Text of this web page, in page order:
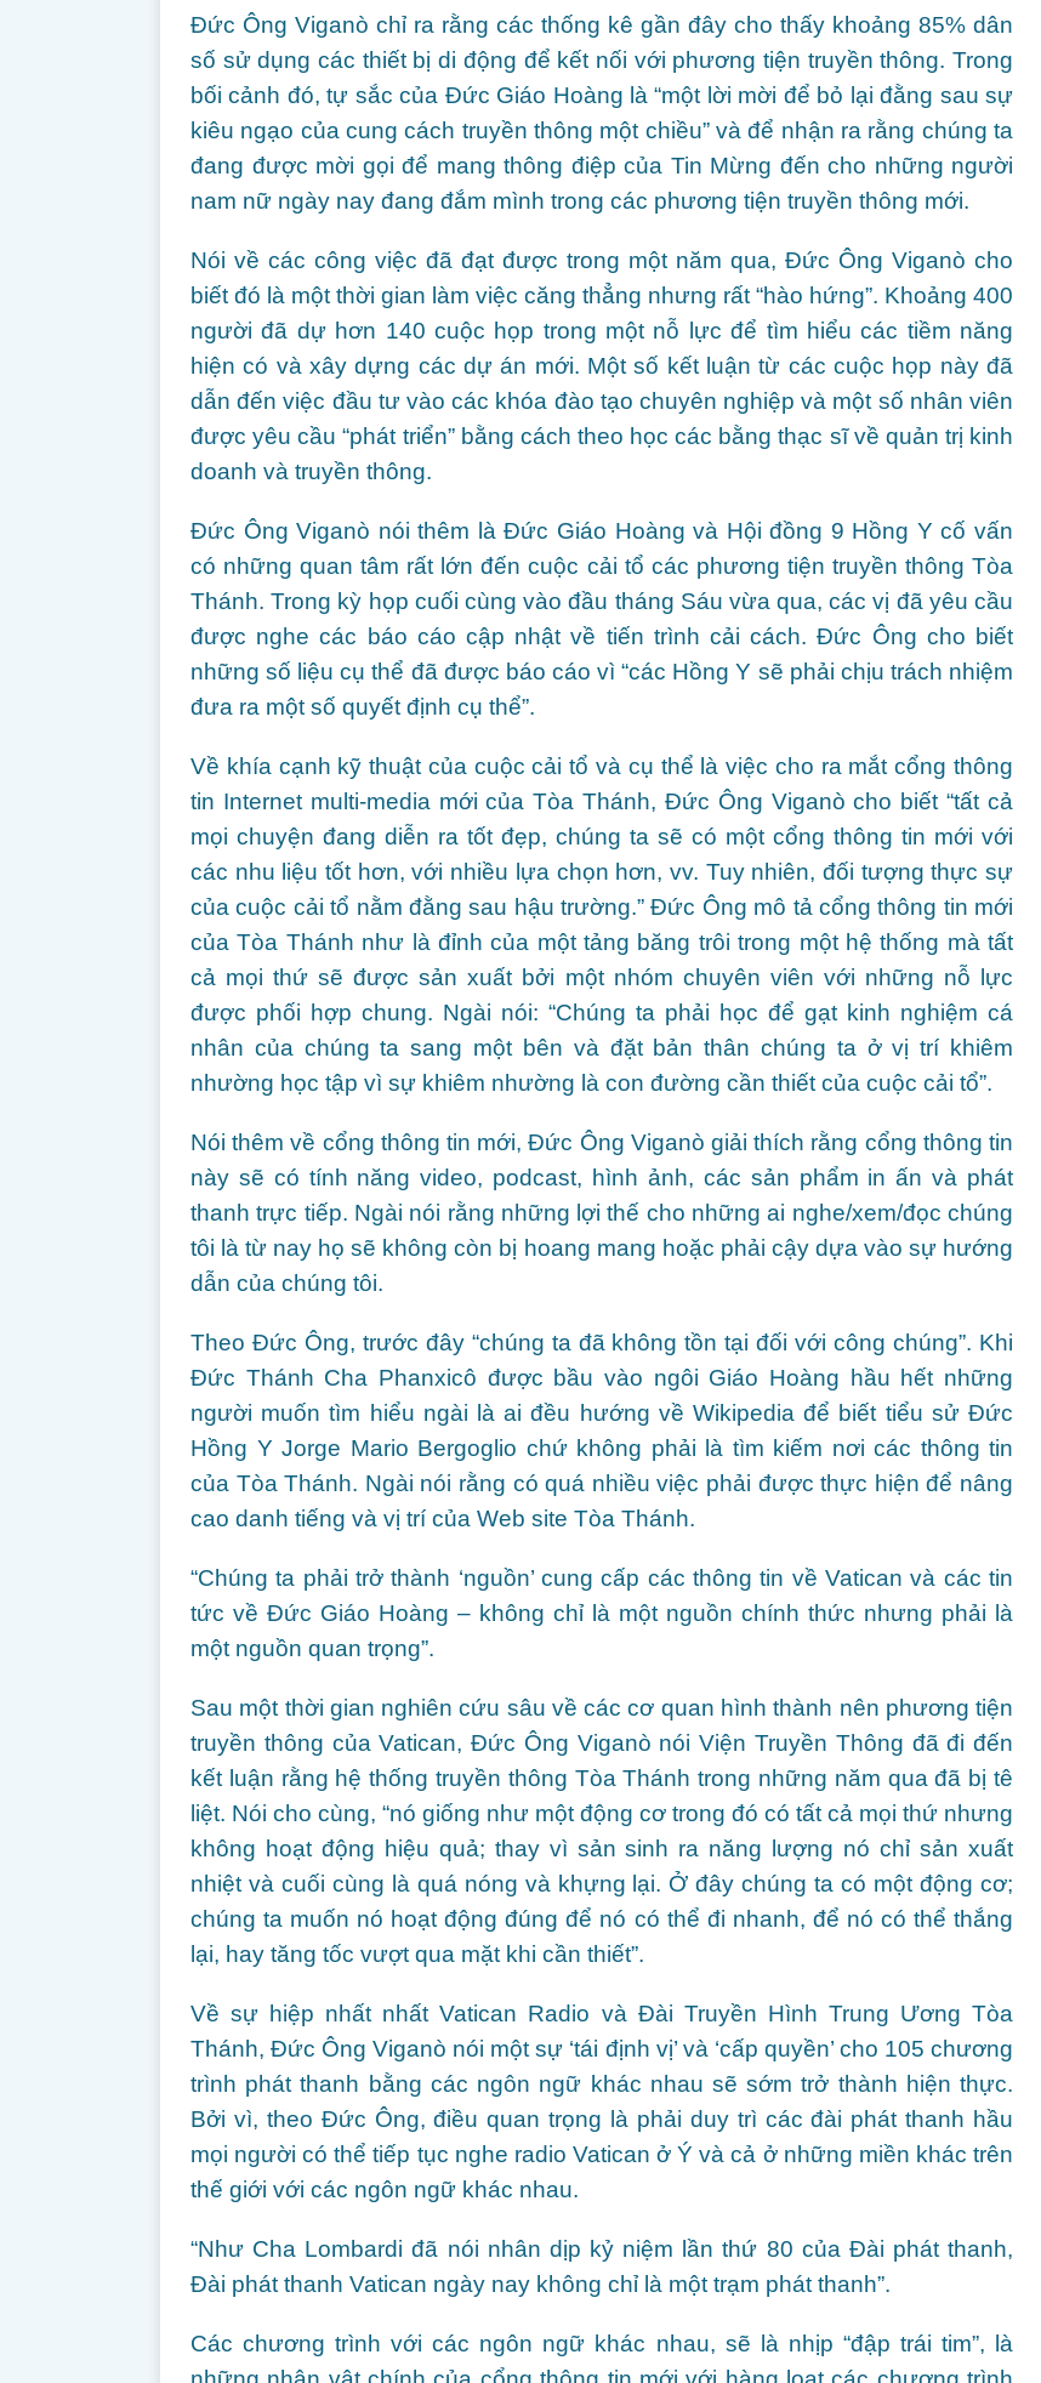
Đức Ông Viganò chỉ ra rằng các thống kê gần đây cho thấy khoảng 85% dân
số sử dụng các thiết bị di động để kết nối với phương tiện truyền thông. Trong
bối cảnh đó, tự sắc của Đức Giáo Hoàng là “một lời mời để bỏ lại đằng sau sự
kiêu ngạo của cung cách truyền thông một chiều” và để nhận ra rằng chúng ta
đang được mời gọi để mang thông điệp của Tin Mừng đến cho những người
nam nữ ngày nay đang đắm mình trong các phương tiện truyền thông mới.
Nói về các công việc đã đạt được trong một năm qua, Đức Ông Viganò cho
biết đó là một thời gian làm việc căng thẳng nhưng rất “hào hứng”. Khoảng 400
người đã dự hơn 140 cuộc họp trong một nỗ lực để tìm hiểu các tiềm năng
hiện có và xây dựng các dự án mới. Một số kết luận từ các cuộc họp này đã
dẫn đến việc đầu tư vào các khóa đào tạo chuyên nghiệp và một số nhân viên
được yêu cầu “phát triển” bằng cách theo học các bằng thạc sĩ về quản trị kinh
doanh và truyền thông.
Đức Ông Viganò nói thêm là Đức Giáo Hoàng và Hội đồng 9 Hồng Y cố vấn
có những quan tâm rất lớn đến cuộc cải tổ các phương tiện truyền thông Tòa
Thánh. Trong kỳ họp cuối cùng vào đầu tháng Sáu vừa qua, các vị đã yêu cầu
được nghe các báo cáo cập nhật về tiến trình cải cách. Đức Ông cho biết
những số liệu cụ thể đã được báo cáo vì “các Hồng Y sẽ phải chịu trách nhiệm
đưa ra một số quyết định cụ thể”.
Về khía cạnh kỹ thuật của cuộc cải tổ và cụ thể là việc cho ra mắt cổng thông
tin Internet multi-media mới của Tòa Thánh, Đức Ông Viganò cho biết “tất cả
mọi chuyện đang diễn ra tốt đẹp, chúng ta sẽ có một cổng thông tin mới với
các nhu liệu tốt hơn, với nhiều lựa chọn hơn, vv. Tuy nhiên, đối tượng thực sự
của cuộc cải tổ nằm đằng sau hậu trường.” Đức Ông mô tả cổng thông tin mới
của Tòa Thánh như là đỉnh của một tảng băng trôi trong một hệ thống mà tất
cả mọi thứ sẽ được sản xuất bởi một nhóm chuyên viên với những nỗ lực
được phối hợp chung. Ngài nói: “Chúng ta phải học để gạt kinh nghiệm cá
nhân của chúng ta sang một bên và đặt bản thân chúng ta ở vị trí khiêm
nhường học tập vì sự khiêm nhường là con đường cần thiết của cuộc cải tổ”.
Nói thêm về cổng thông tin mới, Đức Ông Viganò giải thích rằng cổng thông tin
này sẽ có tính năng video, podcast, hình ảnh, các sản phẩm in ấn và phát
thanh trực tiếp. Ngài nói rằng những lợi thế cho những ai nghe/xem/đọc chúng
tôi là từ nay họ sẽ không còn bị hoang mang hoặc phải cậy dựa vào sự hướng
dẫn của chúng tôi.
Theo Đức Ông, trước đây “chúng ta đã không tồn tại đối với công chúng”. Khi
Đức Thánh Cha Phanxicô được bầu vào ngôi Giáo Hoàng hầu hết những
người muốn tìm hiểu ngài là ai đều hướng về Wikipedia để biết tiểu sử Đức
Hồng Y Jorge Mario Bergoglio chứ không phải là tìm kiếm nơi các thông tin
của Tòa Thánh. Ngài nói rằng có quá nhiều việc phải được thực hiện để nâng
cao danh tiếng và vị trí của Web site Tòa Thánh.
“Chúng ta phải trở thành ‘nguồn’ cung cấp các thông tin về Vatican và các tin
tức về Đức Giáo Hoàng – không chỉ là một nguồn chính thức nhưng phải là
một nguồn quan trọng”.
Sau một thời gian nghiên cứu sâu về các cơ quan hình thành nên phương tiện
truyền thông của Vatican, Đức Ông Viganò nói Viện Truyền Thông đã đi đến
kết luận rằng hệ thống truyền thông Tòa Thánh trong những năm qua đã bị tê
liệt. Nói cho cùng, “nó giống như một động cơ trong đó có tất cả mọi thứ nhưng
không hoạt động hiệu quả; thay vì sản sinh ra năng lượng nó chỉ sản xuất
nhiệt và cuối cùng là quá nóng và khựng lại. Ở đây chúng ta có một động cơ;
chúng ta muốn nó hoạt động đúng để nó có thể đi nhanh, để nó có thể thắng
lại, hay tăng tốc vượt qua mặt khi cần thiết”.
Về sự hiệp nhất nhất Vatican Radio và Đài Truyền Hình Trung Ương Tòa
Thánh, Đức Ông Viganò nói một sự ‘tái định vị’ và ‘cấp quyền’ cho 105 chương
trình phát thanh bằng các ngôn ngữ khác nhau sẽ sớm trở thành hiện thực.
Bởi vì, theo Đức Ông, điều quan trọng là phải duy trì các đài phát thanh hầu
mọi người có thể tiếp tục nghe radio Vatican ở Ý và cả ở những miền khác trên
thế giới với các ngôn ngữ khác nhau.
“Như Cha Lombardi đã nói nhân dịp kỷ niệm lần thứ 80 của Đài phát thanh,
Đài phát thanh Vatican ngày nay không chỉ là một trạm phát thanh”.
Các chương trình với các ngôn ngữ khác nhau, sẽ là nhịp “đập trái tim”, là